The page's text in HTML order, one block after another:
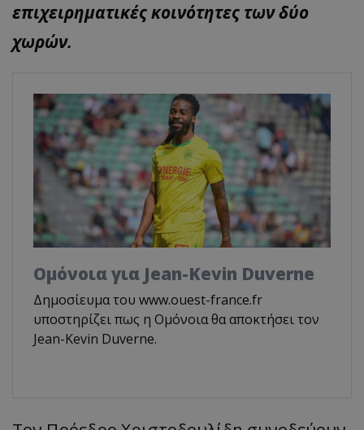
επιχειρηματικές κοινότητες των δύο
χωρών.
Ομόνοια για Jean-Kevin Duverne
Δημοσίευμα του www.ouest-france.fr
υποστηρίζει πως η Ομόνοια θα αποκτήσει τον
Jean-Kevin Duverne.